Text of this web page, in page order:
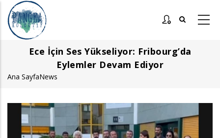
Ana
içeriğe
atla
Ece İçin Ses Yükseliyor: Fribourg’da
Eylemler Devam Ediyor
Sayfa
yolu
Ana SayfaNews
Görsel